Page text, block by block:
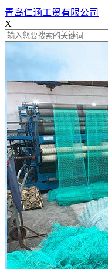
青岛仁涵工贸有限公司
X